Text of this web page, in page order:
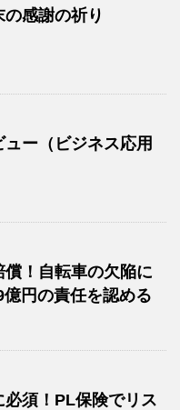
の感謝の祈り
ー（ビジネス応用
！自転車の欠陥に
円の責任を認める
須！PL保険でリス